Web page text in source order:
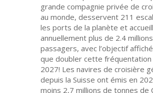
grande compagnie privée de
au monde, desservent 211
les ports de la planète et
annuellement plus de 2.4
passagers, avec l’objectif
que doubler cette fréquentation
2027! Les navires de croisière
depuis la Suisse ont émis en
moins 2,7 millions de tonnes de